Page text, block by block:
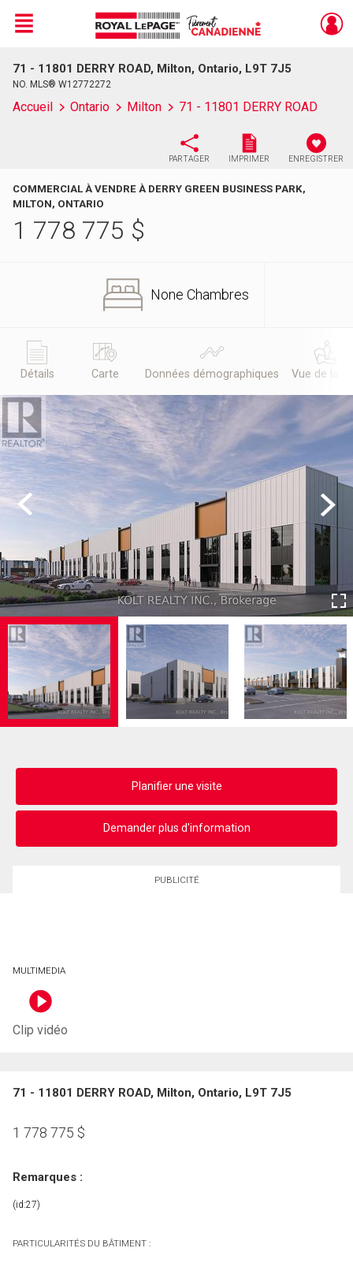
Live
En Direct
Menu
71 - 11801 DERRY ROAD, Milton, Ontario, L9T 7J5
NO. MLS® W12772272
Accueil Ontario Milton 71 - 11801 DERRY ROAD
PARTAGER IMPRIMER ENREGISTRER
COMMERCIAL À VENDRE À DERRY GREEN BUSINESS PARK,
MILTON, ONTARIO
1 778 775 $
None Chambres
Détails Carte Données démographiques Vue de la
Previous Next
Planifier une visite
Demander plus d'information
PUBLICITÉ
MULTIMEDIA
Clip vidéo
71 - 11801 DERRY ROAD, Milton, Ontario, L9T 7J5
1 778 775 $
Remarques :
(id:27)
PARTICULARITÉS DU BÂTIMENT :